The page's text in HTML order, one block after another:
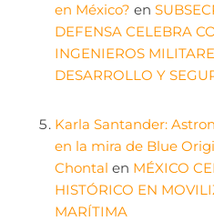
en México? en
DEFENSA CELEBRA
INGENIEROS
DESARROLLO Y
Karla Santander:
en la mira de Blue
Chontal en MÉXICO
HISTÓRICO EN
MARÍTIMA